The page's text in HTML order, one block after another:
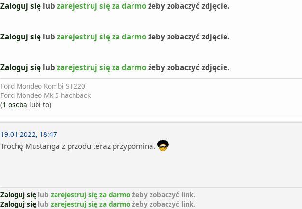
Zaloguj się lub zarejestruj się za darmo żeby zobaczyć zdjęcie.
Zaloguj się lub zarejestruj się za darmo żeby zobaczyć zdjęcie.
Zaloguj się lub zarejestruj się za darmo żeby zobaczyć zdjęcie.
Ford Mondeo Kombi ST220
Ford Mondeo Mk 5 hachback
(1 osoba lubi to)
19.01.2022, 18:47
Trochę Mustanga z przodu teraz przypomina.
Zaloguj się lub zarejestruj się za darmo żeby zobaczyć link.
Zaloguj się lub zarejestruj się za darmo żeby zobaczyć link.